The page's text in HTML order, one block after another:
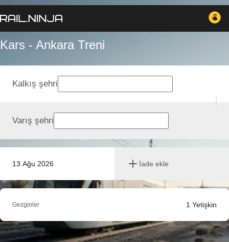
Kars - Ankara Treni
13 Ağu 2026 İade ekle
Kalkış şehri
Varış şehri
Gezginler 1 Yetişkin